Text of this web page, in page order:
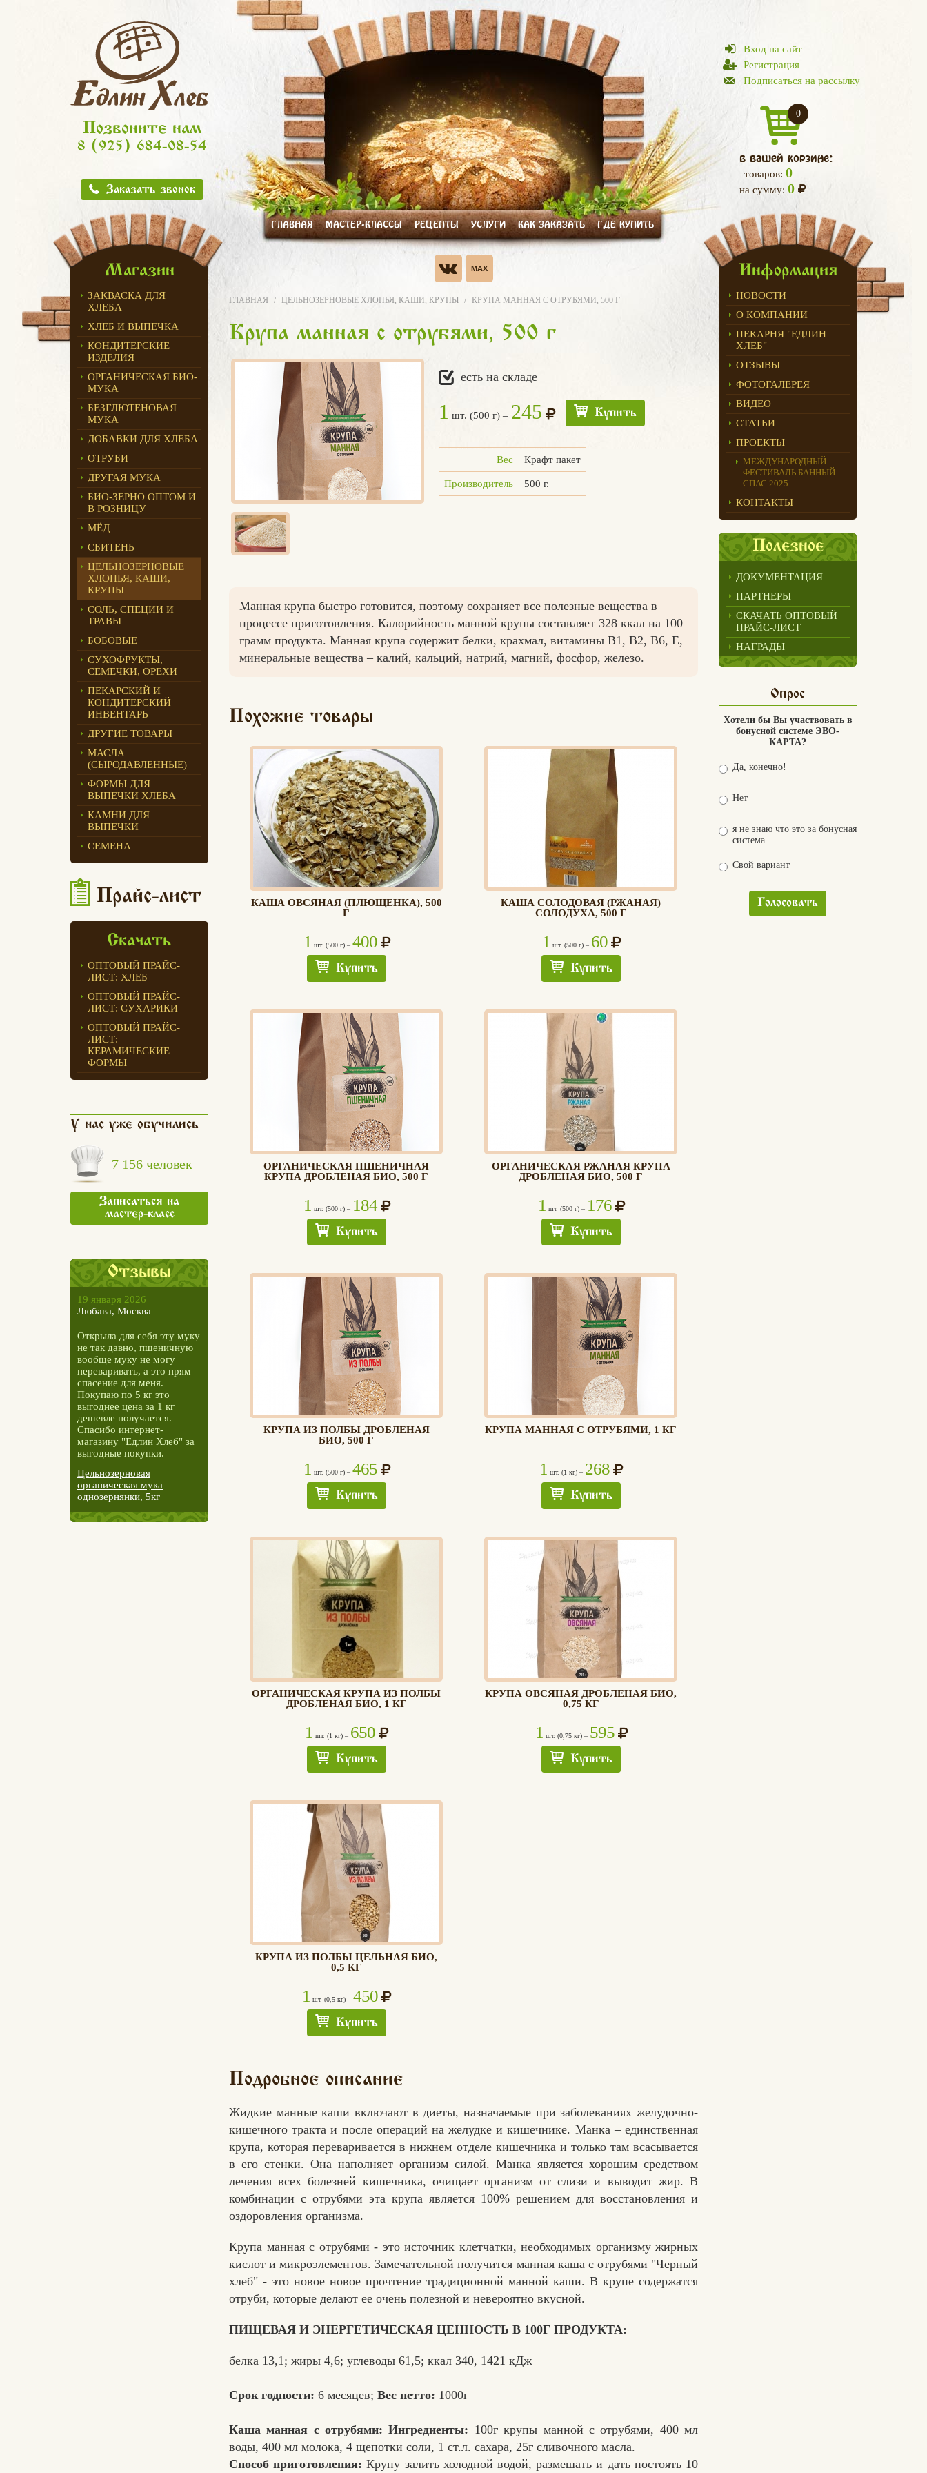
Едлин Хлеб
Позвоните нам
8 (925) 684-08-54
Заказать звонок
Вход на сайт
Регистрация
Подписаться на рассылку
0
в вашей корзине:
товаров: 0
на сумму: 0
ГЛАВНАЯ МАСТЕР-КЛАССЫ РЕЦЕПТЫ УСЛУГИ КАК ЗАКАЗАТЬ ГДЕ КУПИТЬ
Магазин
ЗАКВАСКА ДЛЯ
ХЛЕБА
ХЛЕБ И ВЫПЕЧКА
КОНДИТЕРСКИЕ
ИЗДЕЛИЯ
ОРГАНИЧЕСКАЯ БИО-
МУКА
БЕЗГЛЮТЕНОВАЯ
МУКА
ДОБАВКИ ДЛЯ ХЛЕБА
ОТРУБИ
ДРУГАЯ МУКА
БИО-ЗЕРНО ОПТОМ И
В РОЗНИЦУ
МЁД
СБИТЕНЬ
ЦЕЛЬНОЗЕРНОВЫЕ
ХЛОПЬЯ, КАШИ,
КРУПЫ
СОЛЬ, СПЕЦИИ И
ТРАВЫ
БОБОВЫЕ
СУХОФРУКТЫ,
СЕМЕЧКИ, ОРЕХИ
ПЕКАРСКИЙ И
КОНДИТЕРСКИЙ
ИНВЕНТАРЬ
ДРУГИЕ ТОВАРЫ
МАСЛА
(СЫРОДАВЛЕННЫЕ)
ФОРМЫ ДЛЯ
ВЫПЕЧКИ ХЛЕБА
КАМНИ ДЛЯ
ВЫПЕЧКИ
СЕМЕНА
Прайс-лист
Скачать
ОПТОВЫЙ ПРАЙС-
ЛИСТ: ХЛЕБ
ОПТОВЫЙ ПРАЙС-
ЛИСТ: СУХАРИКИ
ОПТОВЫЙ ПРАЙС-
ЛИСТ:
КЕРАМИЧЕСКИЕ
ФОРМЫ
У нас уже обучились
7 156 человек
Записаться на
мастер-класс
Отзывы
19 января 2026
Любава, Москва
Открыла для себя эту муку
не так давно, пшеничную
вообще муку не могу
переваривать, а это прям
спасение для меня.
Покупаю по 5 кг это
выгоднее цена за 1 кг
дешевле получается.
Спасибо интернет-
магазину "Едлин Хлеб" за
выгодные покупки.
Цельнозерновая
органическая мука
однозернянки, 5кг
Информация
НОВОСТИ
О КОМПАНИИ
ПЕКАРНЯ "ЕДЛИН
ХЛЕБ"
ОТЗЫВЫ
ФОТОГАЛЕРЕЯ
ВИДЕО
СТАТЬИ
ПРОЕКТЫ
МЕЖДУНАРОДНЫЙ
ФЕСТИВАЛЬ БАННЫЙ
СПАС 2025
КОНТАКТЫ
Полезное
ДОКУМЕНТАЦИЯ
ПАРТНЕРЫ
СКАЧАТЬ ОПТОВЫЙ
ПРАЙС-ЛИСТ
НАГРАДЫ
Опрос
Хотели бы Вы участвовать в
бонусной системе ЭВО-
КАРТА?
Да, конечно!
Нет
я не знаю что это за бонусная
система
Свой вариант
Голосовать
Вконтакте
ГЛАВНАЯ ЦЕЛЬНОЗЕРНОВЫЕ ХЛОПЬЯ, КАШИ, КРУПЫ КРУПА МАННАЯ С ОТРУБЯМИ, 500 Г
Крупа манная с отрубями, 500 г
есть на складе
1 шт. (500 г) – 245 Купить
Вес Крафт пакет
Производитель 500 г.
Манная крупа быстро готовится, поэтому сохраняет все полезные вещества в
процессе приготовления. Калорийность манной крупы составляет 328 ккал на 100
грамм продукта. Манная крупа содержит белки, крахмал, витамины В1, В2, В6, Е,
минеральные вещества – калий, кальций, натрий, магний, фосфор, железо.
Похожие товары
КАША ОВСЯНАЯ (ПЛЮЩЕНКА), 500
Г
1 шт. (500 г) – 400
Купить
КАША СОЛОДОВАЯ (РЖАНАЯ)
СОЛОДУХА, 500 Г
1 шт. (500 г) – 60
Купить
ОРГАНИЧЕСКАЯ ПШЕНИЧНАЯ
КРУПА ДРОБЛЕНАЯ БИО, 500 Г
1 шт. (500 г) – 184
Купить
ОРГАНИЧЕСКАЯ РЖАНАЯ КРУПА
ДРОБЛЕНАЯ БИО, 500 Г
1 шт. (500 г) – 176
Купить
КРУПА ИЗ ПОЛБЫ ДРОБЛЕНАЯ
БИО, 500 Г
1 шт. (500 г) – 465
Купить
КРУПА МАННАЯ С ОТРУБЯМИ, 1 КГ
1 шт. (1 кг) – 268
Купить
ОРГАНИЧЕСКАЯ КРУПА ИЗ ПОЛБЫ
ДРОБЛЕНАЯ БИО, 1 КГ
1 шт. (1 кг) – 650
Купить
КРУПА ОВСЯНАЯ ДРОБЛЕНАЯ БИО,
0,75 КГ
1 шт. (0,75 кг) – 595
Купить
КРУПА ИЗ ПОЛБЫ ЦЕЛЬНАЯ БИО,
0,5 КГ
1 шт. (0,5 кг) – 450
Купить
Подробное описание
Жидкие манные каши включают в диеты, назначаемые при заболеваниях желудочно-
кишечного тракта и после операций на желудке и кишечнике. Манка – единственная
крупа, которая переваривается в нижнем отделе кишечника и только там всасывается
в его стенки. Она наполняет организм силой. Манка является хорошим средством
лечения всех болезней кишечника, очищает организм от слизи и выводит жир. В
комбинации с отрубями эта крупа является 100% решением для восстановления и
оздоровления организма.
Крупа манная с отрубями - это источник клетчатки, необходимых организму жирных
кислот и микроэлементов. Замечательной получится манная каша с отрубями "Черный
хлеб" - это новое новое прочтение традиционной манной каши. В крупе содержатся
отруби, которые делают ее очень полезной и невероятно вкусной.
ПИЩЕВАЯ И ЭНЕРГЕТИЧЕСКАЯ ЦЕННОСТЬ В 100Г ПРОДУКТА:
белка 13,1; жиры 4,6; углеводы 61,5; ккал 340, 1421 кДж
Срок годности: 6 месяцев; Вес нетто: 1000г
Каша манная с отрубями: Ингредиенты: 100г крупы манной с отрубями, 400 мл
воды, 400 мл молока, 4 щепотки соли, 1 ст.л. сахара, 25г сливочного масла.
Способ приготовления:Крупу залить холодной водой, размешать и дать постоять 10